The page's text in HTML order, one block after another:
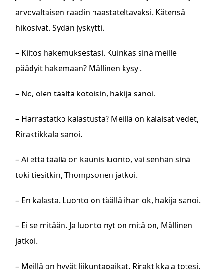
arvovaltaisen raadin haastateltavaksi. Kätensä
hikosivat. Sydän jyskytti.
– Kiitos hakemuksestasi. Kuinkas sinä meille
päädyit hakemaan? Mällinen kysyi.
– No, olen täältä kotoisin, hakija sanoi.
– Harrastatko kalastusta? Meillä on kalaisat vedet,
Riraktikkala sanoi.
– Ai että täällä on kaunis luonto, vai senhän sinä
toki tiesitkin, Thompsonen jatkoi.
– En kalasta. Luonto on täällä ihan ok, hakija sanoi.
– Ei se mitään. Ja luonto nyt on mitä on, Mällinen
jatkoi.
– Meillä on hyvät liikuntapaikat, Riraktikkala totesi.